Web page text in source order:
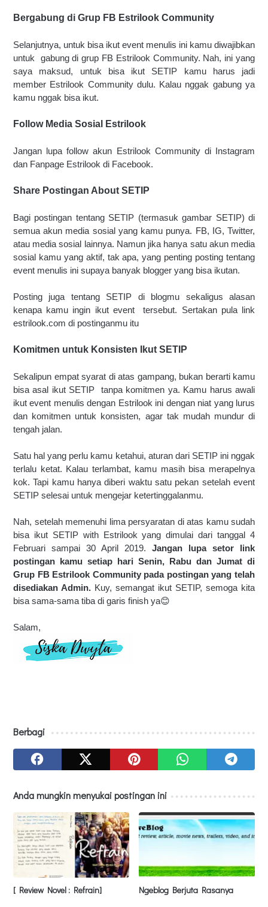
Bergabung di Grup FB Estrilook Community
Selanjutnya, untuk bisa ikut event menulis ini kamu diwajibkan
untuk  gabung di grup FB Estrilook Community. Nah, ini yang
saya maksud, untuk bisa ikut SETIP kamu harus jadi
member Estrilook Community dulu. Kalau nggak gabung ya
kamu nggak bisa ikut.
Follow Media Sosial Estrilook
Jangan lupa follow akun Estrilook Community di Instagram
dan Fanpage Estrilook di Facebook.
Share Postingan About SETIP
Bagi postingan tentang SETIP (termasuk gambar SETIP) di
semua akun media sosial yang kamu punya. FB, IG, Twitter,
atau media sosial lainnya. Namun jika hanya satu akun media
sosial kamu yang aktif, tak apa, yang penting posting tentang
event menulis ini supaya banyak blogger yang bisa ikutan.
Posting juga tentang SETIP di blogmu sekaligus alasan
kenapa kamu ingin ikut event  tersebut. Sertakan pula link
estrilook.com di postinganmu itu
Komitmen untuk Konsisten Ikut SETIP
Sekalipun empat syarat di atas gampang, bukan berarti kamu
bisa asal ikut SETIP  tanpa komitmen ya. Kamu harus awali
ikut event menulis dengan Estrilook ini dengan niat yang lurus
dan komitmen untuk konsisten, agar tak mudah mundur di
tengah jalan.
Satu hal yang perlu kamu ketahui, aturan dari SETIP ini nggak
terlalu ketat. Kalau terlambat, kamu masih bisa merapelnya
kok. Tapi kamu hanya diberi waktu satu pekan setelah event
SETIP selesai untuk mengejar ketertinggalanmu.
Nah, setelah memenuhi lima persyaratan di atas kamu sudah
bisa ikut SETIP with Estrilook yang dimulai dari tanggal 4
Februari sampai 30 April 2019. Jangan lupa setor link
postingan kamu setiap hari Senin, Rabu dan Jumat di
Grup FB Estrilook Community pada postingan yang telah
disediakan Admin. Kuy, semangat ikut SETIP, semoga kita
bisa sama-sama tiba di garis finish ya😊
Salam,
Berbagi
Anda mungkin menyukai postingan ini
[ Review Novel : Refrain] Ngeblog Berjuta Rasanya